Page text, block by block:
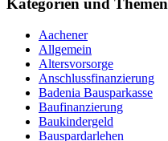
Kategorien und Themen
Aachener
Allgemein
Altersvorsorge
Anschlussfinanzierung
Badenia Bausparkasse
Baufinanzierung
Baukindergeld
Bauspardarlehen